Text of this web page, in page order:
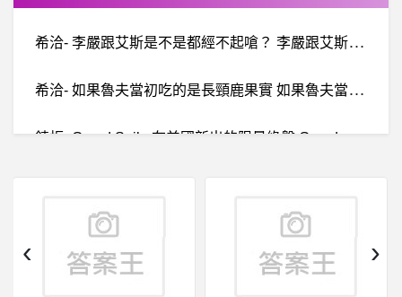
希
洽- 李嚴跟艾斯是不是都經不起嗆？ 李嚴跟艾斯是不是都經不起嗆？
希
洽- 如果魯夫當初吃的是長頸鹿果實 如果魯夫當初吃的是長頸鹿果實
錶
板- Grand Seiko在美國新出的限量綠盤 Grand Seiko在美國新出的限量綠盤
棒
球- 台灣有人揮棒也這麼好看嗎 台灣有人揮棒也這麼好看嗎
希洽- 死神有感人的片段嗎? 死神有感人的片段嗎?
‹ ›